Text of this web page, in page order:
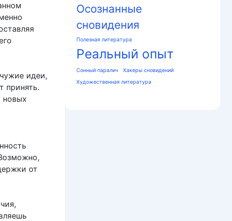
идеи,
принять.
новых
от
Осознанные
сновидения
Полезная литература
Реальный опыт
Сонный паралич
Хакеры сновидений
Художественная литература